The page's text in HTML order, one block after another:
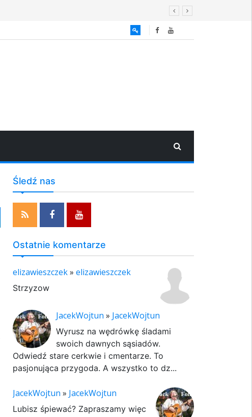
Śledź nas
Ostatnie komentarze
elizawieszczek» elizawieszczek
Strzyzow
JacekWojtun » JacekWojtun
Wyrusz na wędrówkę śladami
swoich dawnych sąsiadów.
Odwiedź stare cerkwie i cmentarze. To
pasjonująca przygoda. A wszystko to dz...
JacekWojtun » JacekWojtun
Lubisz śpiewać? Zapraszamy więc